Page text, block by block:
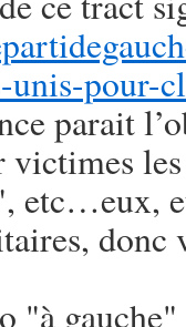
unis-pour-
parait
victimes
etc…eux,
donc
"à